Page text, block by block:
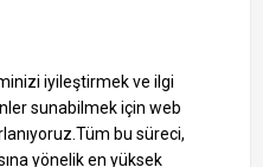
uygulamamızı indirin.
Bedava!